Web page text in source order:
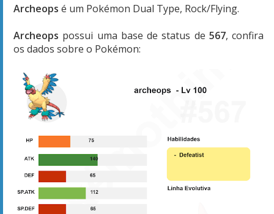
Archeops é um Pokémon Dual Type, Rock/Flying.
Archeops possui uma base de status de 567, confira
os dados sobre o Pokémon: